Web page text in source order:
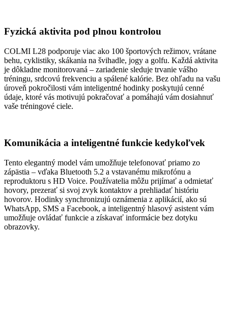
Fyzická aktivita pod plnou kontrolou
COLMI L28 podporuje viac ako 100 športových režimov, vrátane
behu, cyklistiky, skákania na švihadle, jogy a golfu. Každá aktivita
je dôkladne monitorovaná – zariadenie sleduje trvanie vášho
tréningu, srdcovú frekvenciu a spálené kalórie. Bez ohľadu na vašu
úroveň pokročilosti vám inteligentné hodinky poskytujú cenné
údaje, ktoré vás motivujú pokračovať a pomáhajú vám dosiahnuť
vaše tréningové ciele.
Komunikácia a inteligentné funkcie kedykoľvek
Tento elegantný model vám umožňuje telefonovať priamo zo
zápästia – vďaka Bluetooth 5.2 a vstavanému mikrofónu a
reproduktoru s HD Voice. Používatelia môžu prijímať a odmietať
hovory, prezerať si svoj zvyk kontaktov a prehliadať históriu
hovorov. Hodinky synchronizujú oznámenia z aplikácií, ako sú
WhatsApp, SMS a Facebook, a inteligentný hlasový asistent vám
umožňuje ovládať funkcie a získavať informácie bez dotyku
obrazovky.